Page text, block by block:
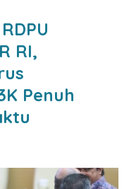
RI,
Penuh